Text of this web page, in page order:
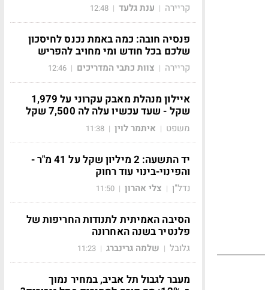
קריירה | ענת גלעד |
12:48
פנסיה חובה: כמה באמת נכנס לחיסכון
שלכם בכל חודש ומי מחויב להפריש
קריירה | צוות כתבי המדריכים |
12:46
איילון מנהלת מאבק עקרוני על 1,979
שקל - שעד עכשיו עלה לה 7,500 שקל
משפט | איתמר לוין |
11:38
יד התשעה: 2 מיליון שקל על 41 מ"ר -
והפינוי-בינוי עוד רחוק
נדל"ן | צלי אהרון |
11:50
הסיבה האמיתית לתנודות החריפות של
פלנטיר בשנה האחרונה
גלובל | שלמה גרינברג |
11:23
מעבר לגבול תל אביב, במחיר נמוך